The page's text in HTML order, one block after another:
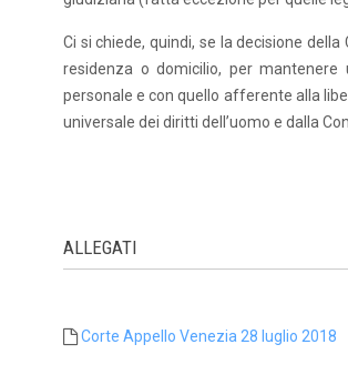
Ci si chiede, quindi, se la decisione
residenza o domicilio, per
personale e con quello afferente alla
universale dei diritti dell’uomo e dalla
ALLEGATI
Corte Appello Venezia 28 luglio 2018